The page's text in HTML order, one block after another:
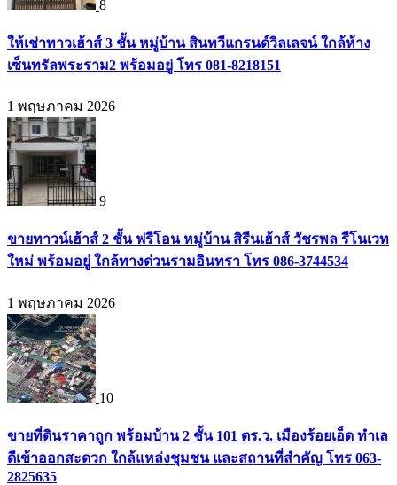
8
ให้เช่าทาวเฮ้าส์ 3 ชั้น หมู่บ้าน สินทวีแกรนด์วิลเลจน์ ใกล้ห้าง
เซ็นทรัลพระราม2 พร้อมอยู่ โทร 081-8218151
1 พฤษภาคม 2026
9
ขายทาวน์เฮ้าส์ 2 ชั้น ฟรีโอน หมู่บ้าน สิรีนเฮ้าส์ วัชรพล รีโนเวท
ใหม่ พร้อมอยู่ ใกล้ทางด่วนรามอินทรา โทร 086-3744534
1 พฤษภาคม 2026
10
ขายที่ดินราคาถูก พร้อมบ้าน 2 ชั้น 101 ตร.ว. เมืองร้อยเอ็ด ทำเล
ดีเข้าออกสะดวก ใกล้แหล่งชุมชน และสถานที่สำคัญ โทร 063-
2825635